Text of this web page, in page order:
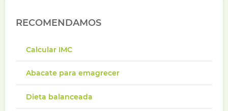
RECOMENDAMOS
Calcular IMC
Abacate para emagrecer
Dieta balanceada